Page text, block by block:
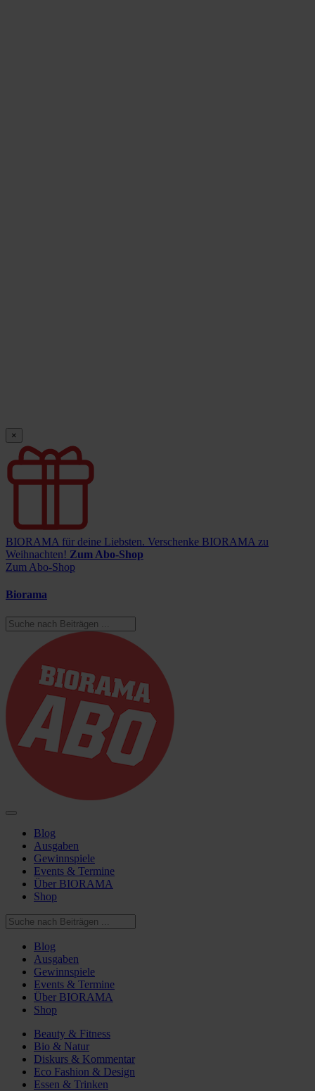
×
BIORAMA für deine Liebsten. Verschenke BIORAMA zu
Weihnachten! Zum Abo-Shop
Zum Abo-Shop
Biorama
Blog
Ausgaben
Gewinnspiele
Events & Termine
Über BIORAMA
Shop
Blog
Ausgaben
Gewinnspiele
Events & Termine
Über BIORAMA
Shop
Beauty & Fitness
Bio & Natur
Diskurs & Kommentar
Eco Fashion & Design
Essen & Trinken